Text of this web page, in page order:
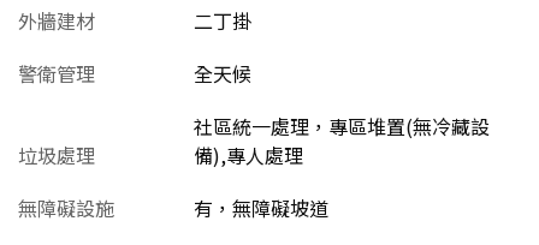
外牆建材
二丁掛
警衛管理
全天候
垃圾處理
社區統一處理，專區堆置(無冷藏設
備),專人處理
無障礙設施
有，無障礙坡道